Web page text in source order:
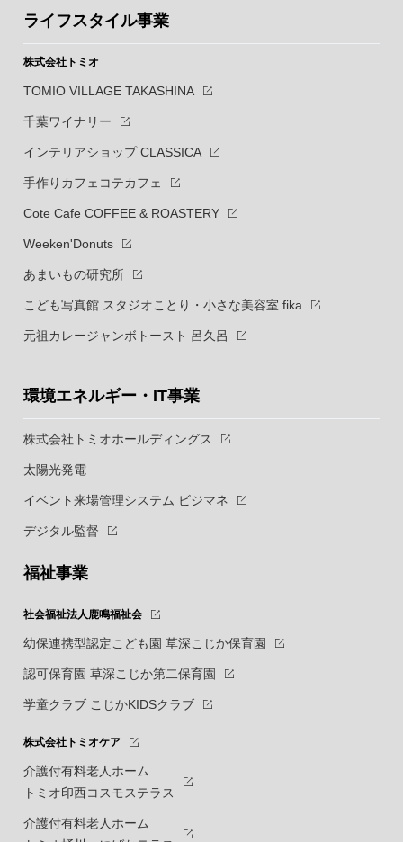
ライフスタイル事業
株式会社トミオ
TOMIO VILLAGE TAKASHINA
千葉ワイナリー
インテリアショップ CLASSICA
手作りカフェコテカフェ
Cote Cafe COFFEE & ROASTERY
Weeken'Donuts
あまいもの研究所
こども写真館 スタジオことり・小さな美容室 fika
元祖カレージャンボトースト 呂久呂
環境エネルギー・IT事業
株式会社トミオホールディングス
太陽光発電
イベント来場管理システム ビジマネ
デジタル監督
福祉事業
社会福祉法人鹿鳴福祉会
幼保連携型認定こども園 草深こじか保育園
認可保育園 草深こじか第二保育園
学童クラブ こじかKIDSクラブ
株式会社トミオケア
介護付有料老人ホーム
トミオ印西コスモステラス
介護付有料老人ホーム